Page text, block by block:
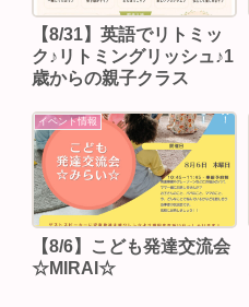
【8/31】英語でリトミッ
ク♪リトミングリッシュ♪1
歳からの親子クラス
イベント情報
【8/6】こども発達交流会
☆MIRAI☆